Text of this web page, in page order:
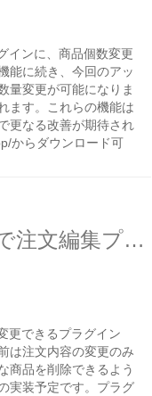
インに、商品個数変更
能に続き、今回のアッ
量変更が可能になりま
ます。これらの機能は
更なる改善が期待され
からダウンロード可
SOY Shopのマイページで注文編集プラグインで商品の削除を追加しました
更できるプラグイン
は注文内容の変更のみ
商品を削除できるよう
実装予定です。プラグ